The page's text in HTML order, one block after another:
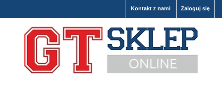
Zaloguj się
Kontakt z nami